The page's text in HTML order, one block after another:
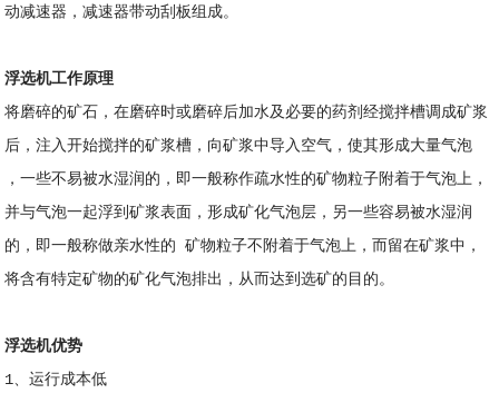
动减速器，减速器带动刮板组成。
浮选机工作原理
将磨碎的矿石，在磨碎时或磨碎后加水及必要的药剂经搅拌槽调成矿浆
后，注入开始搅拌的矿浆槽，向矿浆中导入空气，使其形成大量气泡
，一些不易被水湿润的，即一般称作疏水性的矿物粒子附着于气泡上，
并与气泡一起浮到矿浆表面，形成矿化气泡层，另一些容易被水湿润
的，即一般称做亲水性的 矿物粒子不附着于气泡上，而留在矿浆中，
将含有特定矿物的矿化气泡排出，从而达到选矿的目的。
浮选机优势
1、运行成本低